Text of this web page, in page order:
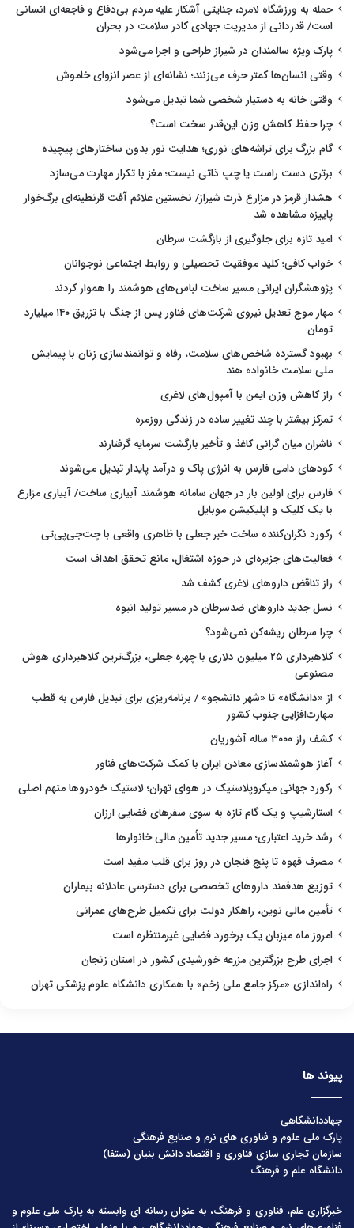
حمله به ورزشگاه لامرد، جنایتی آشکار علیه مردم بی‌دفاع و فاجعه‌ای انسانی
است/ قدردانی از مدیریت جهادی کادر سلامت در بحران
پارک ویژه سالمندان در شیراز طراحی و اجرا می‌شود
وقتی انسان‌ها کمتر حرف می‌زنند؛ نشانه‌ای از عصر انزوای خاموش
وقتی خانه به دستیار شخصی شما تبدیل می‌شود
چرا حفظ کاهش وزن این‌قدر سخت است؟
گام بزرگ برای تراشه‌های نوری؛ هدایت نور بدون ساختارهای پیچیده
برتری دست راست یا چپ ذاتی نیست؛ مغز با تکرار مهارت می‌سازد
هشدار قرمز در مزارع ذرت شیراز/ نخستین علائم آفت قرنطینه‌ای برگ‌خوار
پاییزه مشاهده شد
امید تازه برای جلوگیری از بازگشت سرطان
خواب کافی؛ کلید موفقیت تحصیلی و روابط اجتماعی نوجوانان
پژوهشگران ایرانی مسیر ساخت لباس‌های هوشمند را هموار کردند
مهار موج تعدیل نیروی شرکت‌های فناور پس از جنگ با تزریق ۱۴۰ میلیارد
تومان
بهبود گسترده شاخص‌های سلامت، رفاه و توانمندسازی زنان با پیمایش
ملی سلامت خانواده هند
راز کاهش وزن ایمن با آمپول‌های لاغری
تمرکز بیشتر با چند تغییر ساده در زندگی روزمره
ناشران میان گرانی کاغذ و تأخیر بازگشت سرمایه گرفتارند
کودهای دامی فارس به انرژی پاک و درآمد پایدار تبدیل می‌شوند
فارس برای اولین بار در جهان سامانه هوشمند آبیاری ساخت/ آبیاری مزارع
با یک کلیک و اپلیکیشن موبایل
رکورد نگران‌کننده ساخت خبر جعلی با ظاهری واقعی با چت‌جی‌پی‌تی
فعالیت‌های جزیره‌ای در حوزه اشتغال، مانع تحقق اهداف است
راز تناقض داروهای لاغری کشف شد
نسل جدید داروهای ضدسرطان در مسیر تولید انبوه
چرا سرطان ریشه‌کن نمی‌شود؟
کلاهبرداری ۲۵ میلیون دلاری با چهره جعلی، بزرگ‌ترین کلاهبرداری هوش
مصنوعی
از «دانشگاه» تا «شهر دانشجو» / برنامه‌ریزی برای تبدیل فارس به قطب
مهارت‌افزایی جنوب کشور
کشف راز ۳۰۰۰ ساله آشوریان
آغاز هوشمندسازی معادن ایران با کمک شرکت‌های فناور
رکورد جهانی میکروپلاستیک در هوای تهران؛ لاستیک خودروها متهم اصلی
استارشیپ و یک گام تازه به سوی سفرهای فضایی ارزان
رشد خرید اعتباری؛ مسیر جدید تأمین مالی خانوارها
مصرف قهوه تا پنج فنجان در روز برای قلب مفید است
توزیع هدفمند داروهای تخصصی برای دسترسی عادلانه بیماران
تأمین مالی نوین، راهکار دولت برای تکمیل طرح‌های عمرانی
امروز ماه میزبان یک برخورد فضایی غیرمنتظره است
اجرای طرح بزرگترین مزرعه خورشیدی کشور در استان زنجان
راه‌اندازی «مرکز جامع ملی زخم» با همکاری دانشگاه علوم پزشکی تهران
پیوند ها
جهاددانشگاهی
پارک ملی علوم و فناوری های نرم و صنایع فرهنگی
سازمان تجاری سازی فناوری و اقتصاد دانش بنیان (ستفا)
دانشگاه علم و فرهنگ
خبرگزاری علم، فناوری و فرهنگ، به عنوان رسانه ای وابسته به پارک ملی علوم و